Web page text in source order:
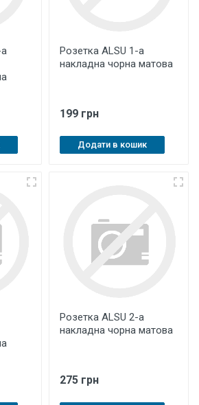
Розетка ALSU 1-а
накладна чорна матова
199 грн
Додати в кошик
Розетка ALSU 2-а
накладна чорна матова
275 грн